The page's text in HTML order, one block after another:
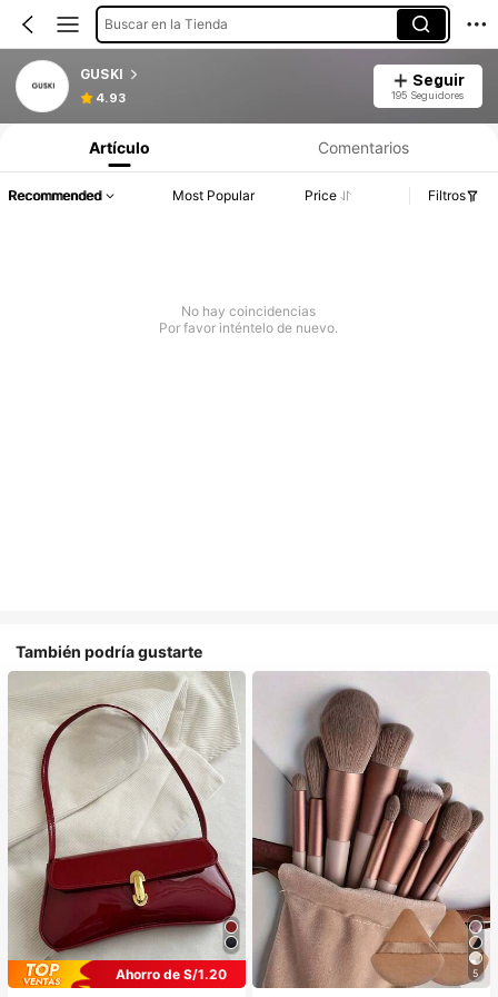
Buscar en la Tienda
GUSKI
4.93
Seguir
195 Seguidores
Artículo Comentarios
Recommended Most Popular Price Filtros
No hay coincidencias
Por favor inténtelo de nuevo.
También podría gustarte
Ahorro de S/1.20
5